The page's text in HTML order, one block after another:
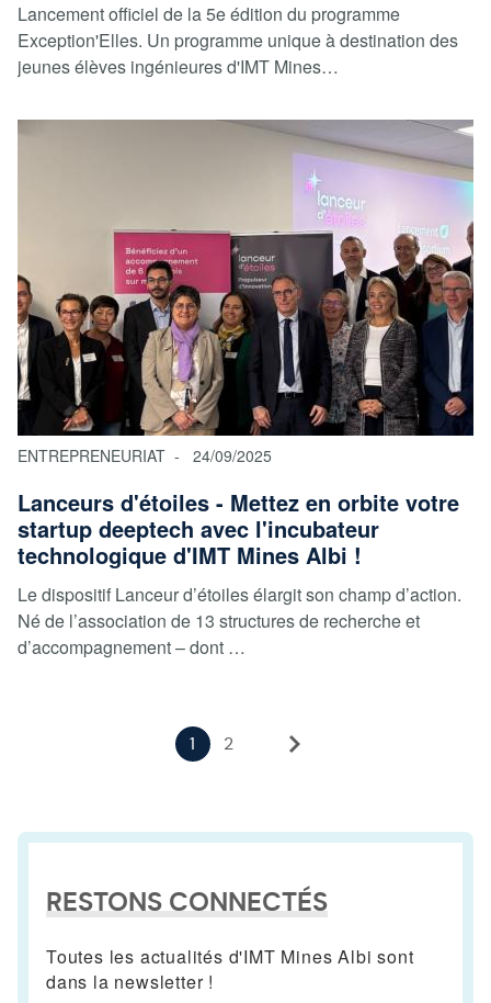
Lancement officiel de la 5e édition du programme
Exception'Elles. Un programme unique à destination des
jeunes élèves ingénieures d'IMT Mines…
ENTREPRENEURIAT 24/09/2025
Lanceurs d'étoiles - Mettez en orbite votre
startup deeptech avec l'incubateur
technologique d'IMT Mines Albi !
Le dispositif Lanceur d’étoiles élargit son champ d’action.
Né de l’association de 13 structures de recherche et
d’accompagnement – dont …
Page
1 Page
2
PageDernière
RESTONS CONNECTÉS
Toutes les actualités d'IMT Mines Albi sont
dans la newsletter !